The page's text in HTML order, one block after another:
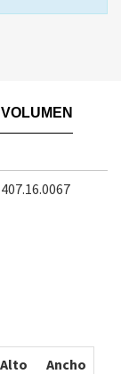
407.16.0067
Alto
Ancho